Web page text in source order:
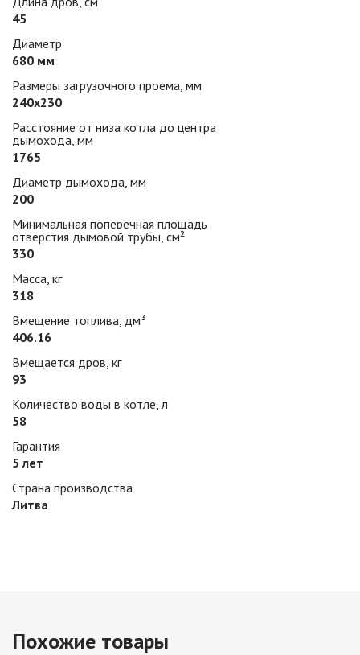
45
Диаметр
680 мм
Размеры загрузочного проема, мм
240х230
Расстояние от низа котла до центра
дымохода, мм
1765
Диаметр дымохода, мм
200
Минимальная поперечная площадь
отверстия дымовой трубы, см²
330
Масса, кг
318
Вмещение топлива, дм³
406.16
Вмещается дров, кг
93
Количество воды в котле, л
58
Гарантия
5 лет
Страна производства
Литва
Похожие товары